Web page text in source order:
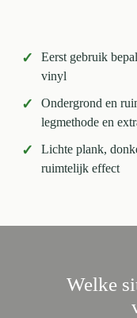
✓
Eerst gebruik
vinyl
✓
Ondergrond en
legmethode en
✓
Lichte plank,
ruimtelijk effect
Welke